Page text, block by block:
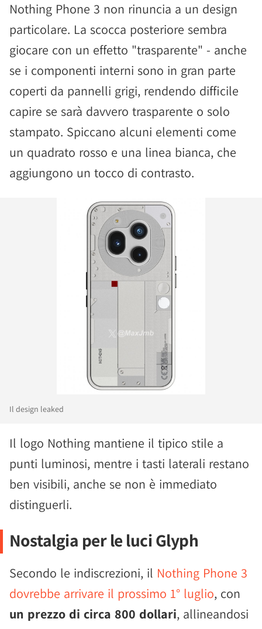
Nothing Phone 3 non rinuncia a un design
particolare. La scocca posteriore sembra
giocare con un effetto "trasparente" - anche
se i componenti interni sono in gran parte
coperti da pannelli grigi, rendendo difficile
capire se sarà davvero trasparente o solo
stampato. Spiccano alcuni elementi come
un quadrato rosso e una linea bianca, che
aggiungono un tocco di contrasto.
Il design leaked
Il logo Nothing mantiene il tipico stile a
punti luminosi, mentre i tasti laterali restano
ben visibili, anche se non è immediato
distinguerli.
Nostalgia per le luci Glyph
Secondo le indiscrezioni, il Nothing Phone 3
dovrebbe arrivare il prossimo 1° luglio, con
un prezzo di circa 800 dollari, allineandosi